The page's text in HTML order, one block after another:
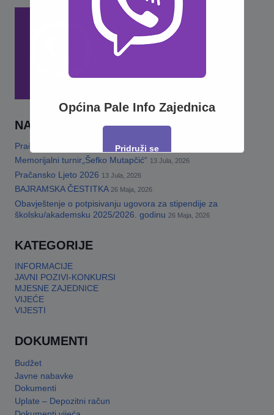
NAJNOVIJE
Pračansko ljeto 2026 · Program za djecu
Memorijalni turnir„Šefko Mutapčić“ 13 Jula, 2026
Pračansko Ljeto 2026 13 Jula, 2026
BAJRAMSKA ČESTITKA 26 Maja, 2026
Obavještenje o potpisivanju ugovora za stipendije za
školsku/akademsku 2025/2026. godinu 26 Maja, 2026
KATEGORIJE
INFORMACIJE
JAVNI POZIVI-KONKURSI
MJESNE ZAJEDNICE
VIJEĆE
VIJESTI
DOKUMENTI
Budžet
Javne nabavke
Dokumenti
Uplate – Depozitni račun
Općina Pale Info Zajednica
Pridruži se
This will close in17